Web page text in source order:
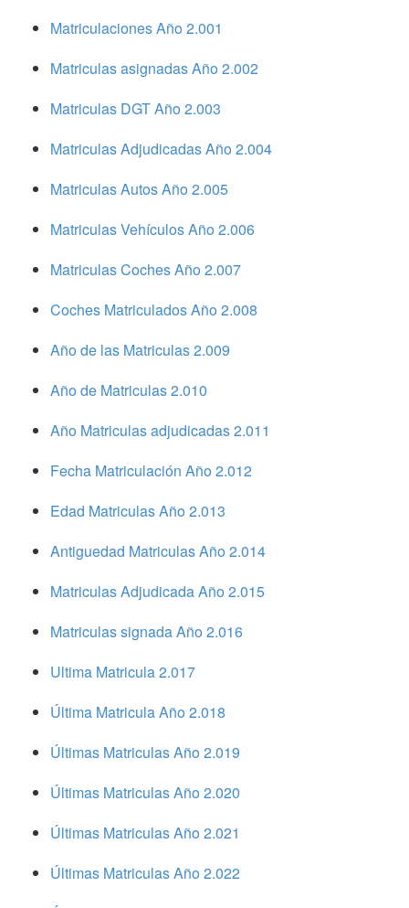
Matriculaciones Año 2.001
Matriculas asignadas Año 2.002
Matriculas DGT Año 2.003
Matriculas Adjudicadas Año 2.004
Matriculas Autos Año 2.005
Matriculas Vehículos Año 2.006
Matriculas Coches Año 2.007
Coches Matriculados Año 2.008
Año de las Matriculas 2.009
Año de Matriculas 2.010
Año Matriculas adjudicadas 2.011
Fecha Matriculación Año 2.012
Edad Matriculas Año 2.013
Antiguedad Matriculas Año 2.014
Matriculas Adjudicada Año 2.015
Matriculas signada Año 2.016
Ultima Matricula 2.017
Última Matricula Año 2.018
Últimas Matriculas Año 2.019
Últimas Matriculas Año 2.020
Últimas Matriculas Año 2.021
Últimas Matriculas Año 2.022